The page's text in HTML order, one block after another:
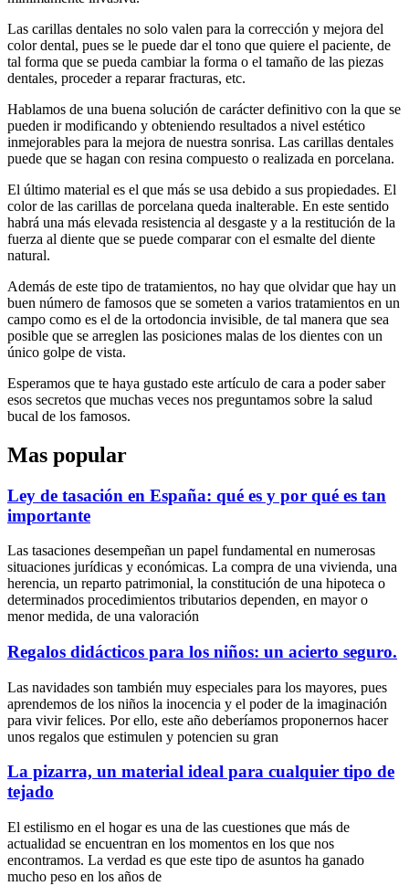
Las carillas dentales no solo valen para la corrección y mejora del
color dental, pues se le puede dar el tono que quiere el paciente, de
tal forma que se pueda cambiar la forma o el tamaño de las piezas
dentales, proceder a reparar fracturas, etc.
Hablamos de una buena solución de carácter definitivo con la que se
pueden ir modificando y obteniendo resultados a nivel estético
inmejorables para la mejora de nuestra sonrisa. Las carillas dentales
puede que se hagan con resina compuesto o realizada en porcelana.
El último material es el que más se usa debido a sus propiedades. El
color de las carillas de porcelana queda inalterable. En este sentido
habrá una más elevada resistencia al desgaste y a la restitución de la
fuerza al diente que se puede comparar con el esmalte del diente
natural.
Además de este tipo de tratamientos, no hay que olvidar que hay un
buen número de famosos que se someten a varios tratamientos en un
campo como es el de la ortodoncia invisible, de tal manera que sea
posible que se arreglen las posiciones malas de los dientes con un
único golpe de vista.
Esperamos que te haya gustado este artículo de cara a poder saber
esos secretos que muchas veces nos preguntamos sobre la salud
bucal de los famosos.
Mas popular
Ley de tasación en España: qué es y por qué es tan
importante
Las tasaciones desempeñan un papel fundamental en numerosas
situaciones jurídicas y económicas. La compra de una vivienda, una
herencia, un reparto patrimonial, la constitución de una hipoteca o
determinados procedimientos tributarios dependen, en mayor o
menor medida, de una valoración
Regalos didácticos para los niños: un acierto seguro.
Las navidades son también muy especiales para los mayores, pues
aprendemos de los niños la inocencia y el poder de la imaginación
para vivir felices. Por ello, este año deberíamos proponernos hacer
unos regalos que estimulen y potencien su gran
La pizarra, un material ideal para cualquier tipo de
tejado
El estilismo en el hogar es una de las cuestiones que más de
actualidad se encuentran en los momentos en los que nos
encontramos. La verdad es que este tipo de asuntos ha ganado
mucho peso en los años de